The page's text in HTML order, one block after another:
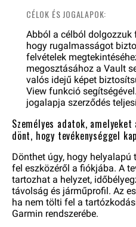
CÉLOK ÉS JOGALAPOK:
Abból a célból dolgozzuk
hogy rugalmasságot
felvételek
megosztásához a Vault
valós idejű képet
View funkció
jogalapja szerződés
Személyes adatok,
dönt, hogy tevékenységgel
Dönthet úgy, hogy
fel eszközéről a fiókjába. A
tartozhat a helyzet,
távolság és járműprofil. Az
ha nem tölti fel a
Garmin rendszerébe.